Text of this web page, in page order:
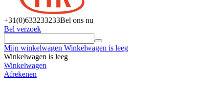
+31(0)633233233Bel ons nu
Bel verzoek
Mijn winkelwagen Winkelwagen is leeg
Winkelwagen is leeg
Winkelwagen
Afrekenen